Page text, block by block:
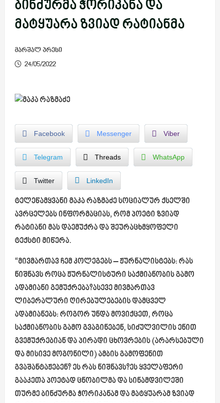
ბინძურმა ჭორიკანა და
მატყუარა ზვიად რატიანმა
მარშალ პრესი
24/05/2022
Facebook Messenger Viber
Telegram Threads WhatsApp
Twitter LinkedIn
ტელეწამყვანი მაკა რაზმაძე სოციალურ ქსელში
ავრცელებს ინფორმაციას, რომ პოეტი ზვიად
რატიანი მას დაემუქრა და შეურაცხმყოფელი
ტექსტი მიწერა.
“მივმართავ ჩემ კოლეგებს – ჟურნალისტებს: რას
ნიშნავს როცა ჟურნალისტური საქმიანობის გამო
ადამიანი გემუქრება?ასევე მივმართავ
ლიბერალური ღირებულებების დამცველ
ადამიანებს: როგორ უნდა მოვიქცეთ, როცა
საქმიანობის გამო გვაგინებენ, სიძულვილის ენით
გვემუქრებიან და პირადი ცხოვრების (არარსებული
და მისივე მოგონილი) ამბის გამოფენით
გვაშანტაჟებენ? ეს რას ნიშნავს?ეს ყველაფერი
გააკეთა პოეტად ცნობილმა და სინამდვილეში
თურმე ბინძურმა ჭორიკანამ და მატყუარამ ზვიად